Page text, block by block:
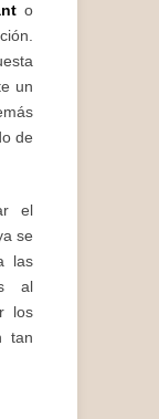
o
un
de
el
se
las
al
los
tan